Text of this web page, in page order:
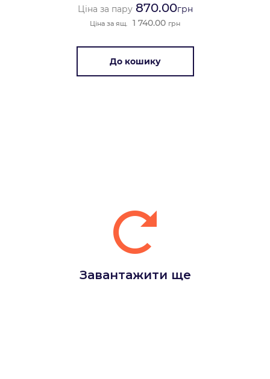
Ціна за пару870.00грн
Ціна за ящ. 1 740.00 грн
До кошику
Завантажити ще